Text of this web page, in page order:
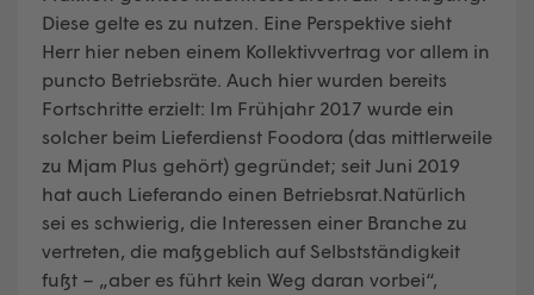
Diese gelte es zu nutzen. Eine Perspektive sieht
Herr hier neben einem Kollektivvertrag vor allem in
puncto Betriebsräte. Auch hier wurden bereits
Fortschritte erzielt: Im Frühjahr 2017 wurde ein
solcher beim Lieferdienst Foodora (das mittlerweile
zu Mjam Plus gehört) gegründet; seit Juni 2019
hat auch Lieferando einen Betriebsrat.Natürlich
sei es schwierig, die Interessen einer Branche zu
vertreten, die maßgeblich auf Selbstständigkeit
fußt – „aber es führt kein Weg daran vorbei“,